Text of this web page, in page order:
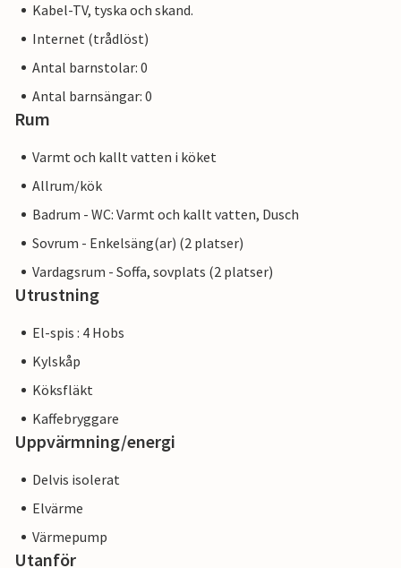
Kabel-TV, tyska och skand.
Internet (trådlöst)
Antal barnstolar: 0
Antal barnsängar: 0
Rum
Varmt och kallt vatten i köket
Allrum/kök
Badrum - WC: Varmt och kallt vatten, Dusch
Sovrum - Enkelsäng(ar) (2 platser)
Vardagsrum - Soffa, sovplats (2 platser)
Utrustning
El-spis : 4 Hobs
Kylskåp
Köksfläkt
Kaffebryggare
Uppvärmning/energi
Delvis isolerat
Elvärme
Värmepump
Utanför